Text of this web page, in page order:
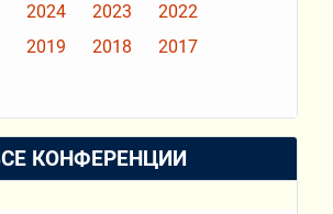
2024 2023
2022
2019 2018
2017
КОНФЕРЕНЦИИ